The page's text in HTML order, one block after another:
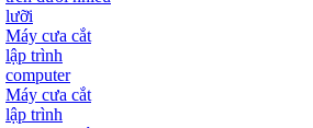
lưỡi
Máy cưa cắt
lập trình
computer
Máy cưa cắt
lập trình